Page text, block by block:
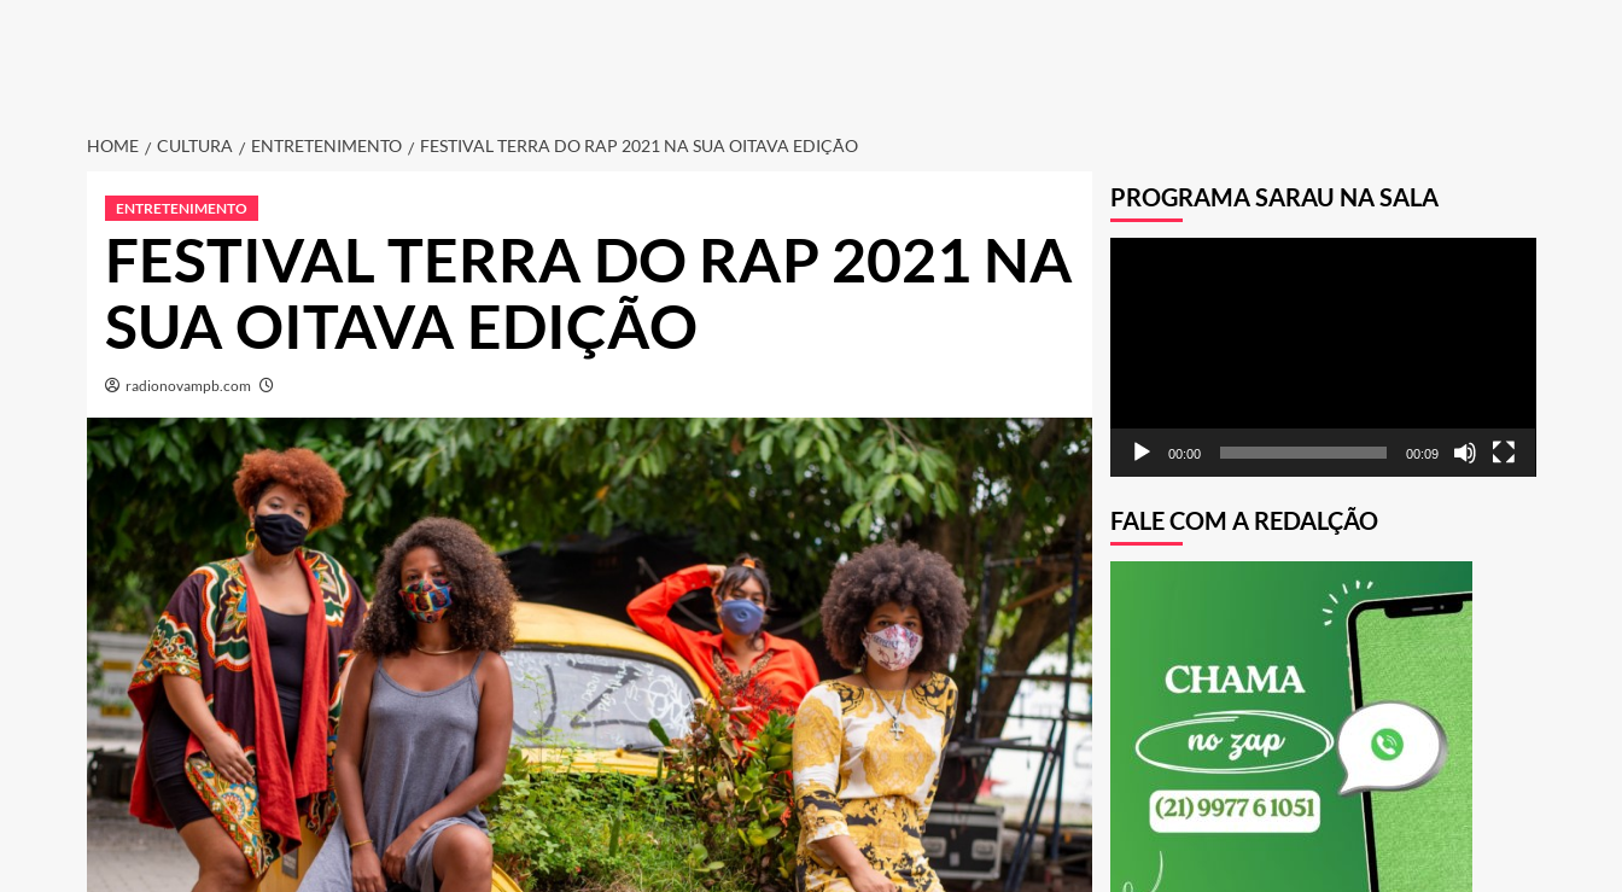
HOME CULTURA ENTRETENIMENTO FESTIVAL TERRA DO RAP 2021 NA SUA OITAVA EDIÇÃO
ENTRETENIMENTO
FESTIVAL TERRA DO RAP 2021 NA
SUA OITAVA EDIÇÃO
radionovampb.com
PROGRAMA SARAU NA SALA
00:00 00:09
FALE COM A REDALÇÃO